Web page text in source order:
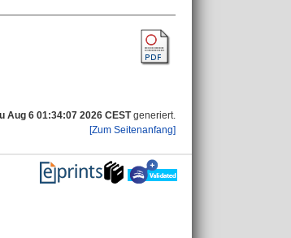
Aug 6 01:34:07 2026 CESTgeneriert.
[Zum Seitenanfang]